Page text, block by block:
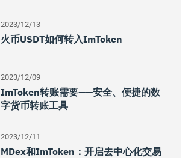
2023/12/13
火币USDT如何转入imToken
2023/12/09
ImToken转账需要——安全、便捷的数
字货币转账工具
2023/12/11
MDex和imToken：开启去中心化交易